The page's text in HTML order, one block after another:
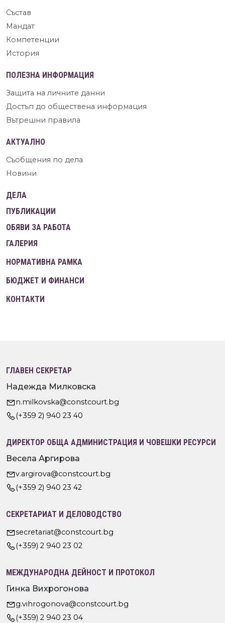
Състав
Мандат
Компетенции
История
ПОЛЕЗНА ИНФОРМАЦИЯ
Защита на личните данни
Достъп до обществена информация
Вътрешни правила
АКТУАЛНО
Съобщения по дела
Новини
ДЕЛА
ПУБЛИКАЦИИ
ОБЯВИ ЗА РАБОТА
ГАЛЕРИЯ
НОРМАТИВНА РАМКА
БЮДЖЕТ И ФИНАНСИ
КОНТАКТИ
ГЛАВЕН СЕКРЕТАР
Надежда Милковска
n.milkovska@constcourt.bg
(+359 2) 940 23 40
ДИРЕКТОР ОБЩА АДМИНИСТРАЦИЯ И ЧОВЕШКИ РЕСУРСИ
Весела Аргирова
v.argirova@constcourt.bg
(+359 2) 940 23 42
СЕКРЕТАРИАТ И ДЕЛОВОДСТВО
secretariat@constcourt.bg
(+359) 2 940 23 02
МЕЖДУНАРОДНА ДЕЙНОСТ И ПРОТОКОЛ
Гинка Вихрогонова
g.vihrogonova@constcourt.bg
(+359) 2 940 23 04